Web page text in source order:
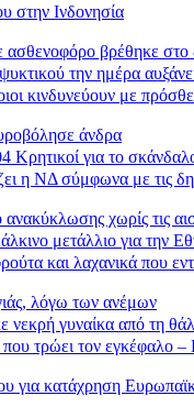
στην Ινδονησία
βρέθηκε στο
την ημέρα
κινδυνεύουν με
άνδρα
για το
η ΝΔ σύμφωνα με τις
χωρίς τις
μετάλλιο για την
και λαχανικά που
λόγω των ανέμων
νεκρή γυναίκα από τη
τρώει τον εγκέφαλο –
για κατάχρηση